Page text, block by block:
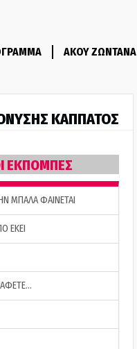
ΑΚΟΥ ΖΩΝΤΑΝΑ
ΚΑΠΠΑΤΟΣ
ΕΚΠΟΜΠΕΣ
ΜΠΑΛΑ ΦΑΙΝΕΤΑΙ
ΕΚΕΙ